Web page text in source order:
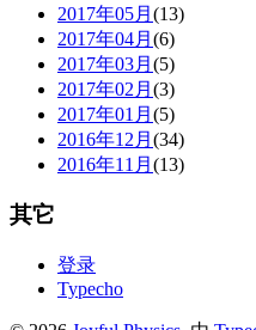
2017年05月 (13)
2017年04月 (6)
2017年03月 (5)
2017年02月 (3)
2017年01月 (5)
2016年12月 (34)
2016年11月 (13)
其它
登录
Typecho